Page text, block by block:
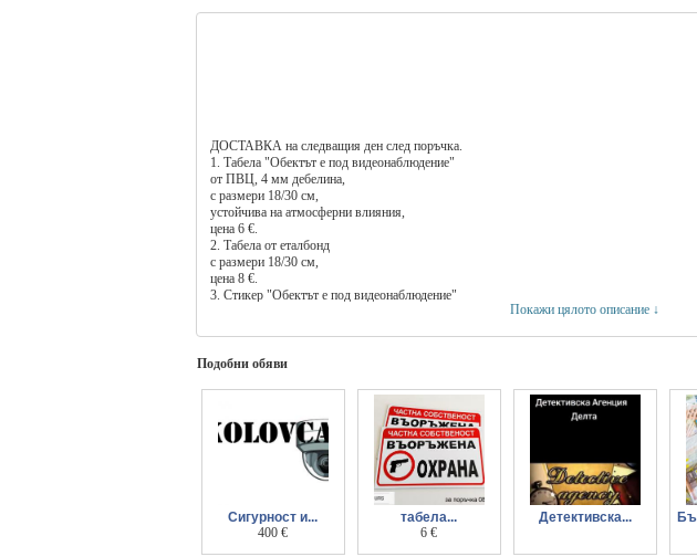
ДОСТАВКА на следващия ден след поръчка.
1. Табела "Обектът е под видеонаблюдение"
от ПВЦ, 4 мм дебелина,
с размери 18/30 см,
устойчива на атмосферни влияния,
цена 6 €.
2. Табела от еталбонд
с размери 18/30 см,
цена 8 €.
3. Стикер "Обектът е под видеонаблюдение"
магазин ”Табели Шумен”, адрес: ул. Илия Р. Блъсков №13
Покажи цялото описание ↓
Подобни обяви
Сигурност и...
професионализъм
400 €
табела...
Въоръжена охрана
6 €
Детективска...